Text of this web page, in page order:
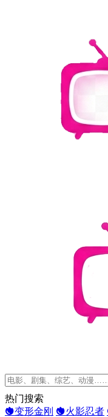
热门搜索
变形金刚
火影忍者